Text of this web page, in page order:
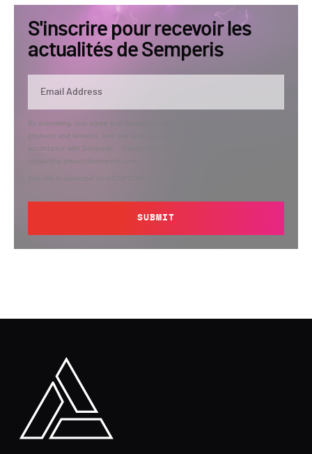
S'inscrire pour recevoir les
actualités de Semperis
By submitting, you agree that Semperis may send you information regarding its
products and services, and use and process your personal information in
accordance with Semperis’
contacting privacy@semperis.com.
This site is protected by reCAPTCHA.
SUBMIT